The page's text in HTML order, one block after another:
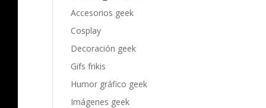
Accesorios geek
Cosplay
Decoración geek
Gifs frikis
Humor gráfico geek
Imágenes geek